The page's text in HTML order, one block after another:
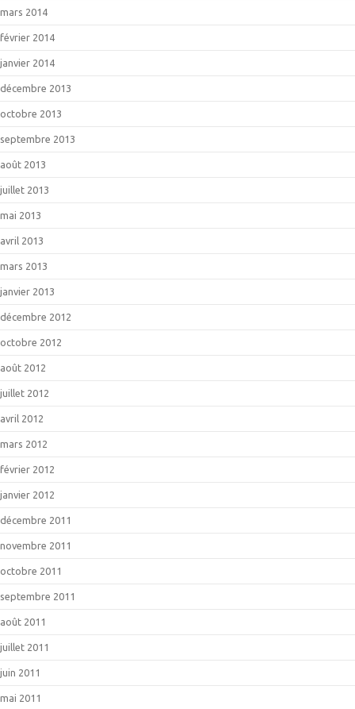
mars 2014
février 2014
janvier 2014
décembre 2013
octobre 2013
septembre 2013
août 2013
juillet 2013
mai 2013
avril 2013
mars 2013
janvier 2013
décembre 2012
octobre 2012
août 2012
juillet 2012
avril 2012
mars 2012
février 2012
janvier 2012
décembre 2011
novembre 2011
octobre 2011
septembre 2011
août 2011
juillet 2011
juin 2011
mai 2011